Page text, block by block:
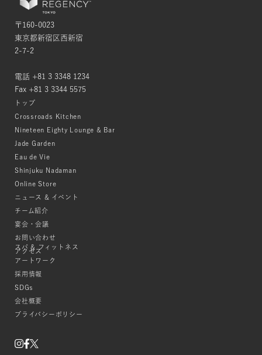
〒160-0023
東京都新宿区西新宿
2-7-2
電話 +81 3 3348 1234
Fax +81 3 3344 5575
トップ
Crossroads Kitchen
Nineteen Eighty Lounge & Bar
Jade Garden
Eau de Vie
Shinjuku Nadaman
Online Store
ニュース & イベント
チーム紹介
宴会・会議
お問い合わせ
アクセス
スパ & フィットネス
アートワーク
採用情報
SDGs
会社概要
プライバシーポリシー